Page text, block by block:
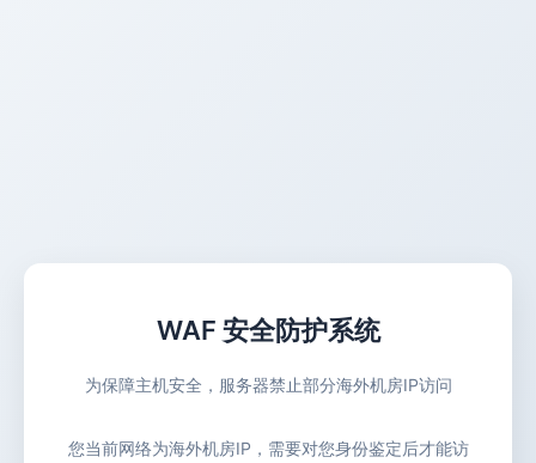
WAF 安全防护系统
为保障主机安全，服务器禁止部分海外机房IP访问
您当前网络为海外机房IP，需要对您身份鉴定后才能访